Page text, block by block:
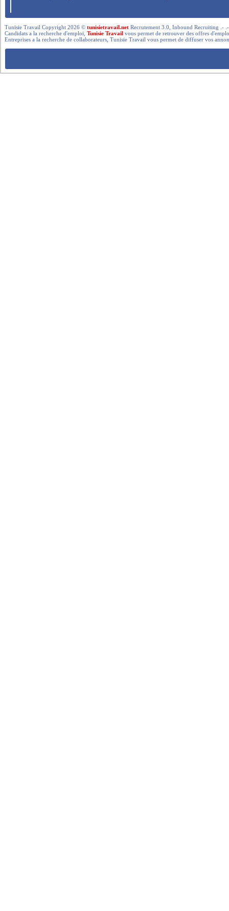
Tunisie Travail Copyright 2026 ©tunisietravail.net Recrutement 3.0, Inbound Recruiting .-
Candidats a la recherche d'emploi,Tunisie Travail vous permet de retrouver des offres
Entreprises a la recherche de collaborateurs, Tunisie Travail vous permet de diffuser vos